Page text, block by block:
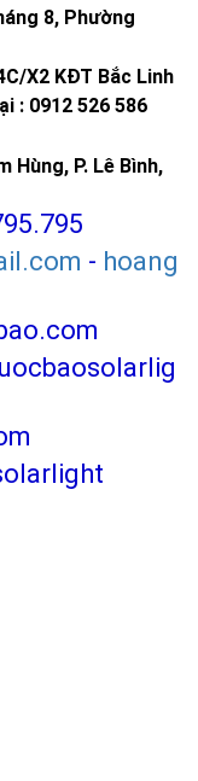
cần thay
tuổi thọ trung
200W này tiết
Bảo hành 24 tháng
có chi phí sửa
Pha LED Ngoài
8, Phường
X2 KĐT Bắc Linh
: 0912 526 586
Hùng, P. Lê Bình,
- hoang